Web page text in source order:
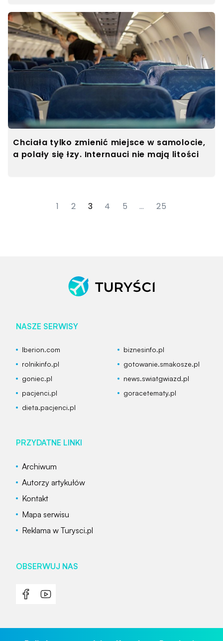
Chciała tylko zmienić miejsce w samolocie,
a polały się łzy. Internauci nie mają litości
1 2 3 4 5 … 25
NASZE SERWISY
Iberion.com
biznesinfo.pl
rolnikinfo.pl
gotowanie.smakosze.pl
goniec.pl
news.swiatgwiazd.pl
pacjenci.pl
goracetematy.pl
dieta.pacjenci.pl
PRZYDATNE LINKI
Archiwum
Autorzy artykułów
Kontakt
Mapa serwisu
Reklama w Turysci.pl
OBSERWUJ NAS